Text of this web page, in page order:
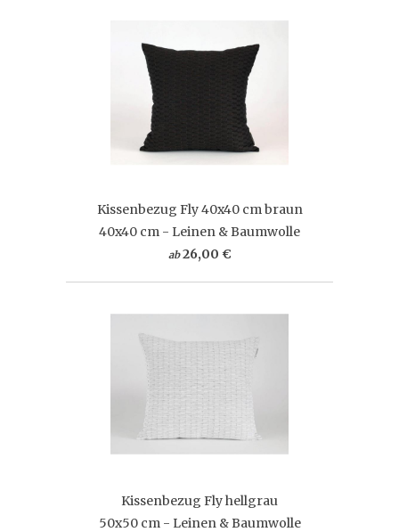
Kissenbezug Fly 40x40 cm braun
40x40 cm - Leinen & Baumwolle
ab 26,00 €
Kissenbezug Fly hellgrau
50x50 cm - Leinen & Baumwolle